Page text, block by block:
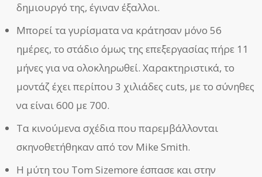
δημιουργό της, έγιναν έξαλλοι.
Μπορεί τα γυρίσματα να κράτησαν μόνο 56
ημέρες, το στάδιο όμως της επεξεργασίας πήρε 11
μήνες για να ολοκληρωθεί. Χαρακτηριστικά, το
μοντάζ έχει περίπου 3 χιλιάδες cuts, με το σύνηθες
να είναι 600 με 700.
Τα κινούμενα σχέδια που παρεμβάλλονται
σκηνοθετήθηκαν από τον Mike Smith.
Η μύτη του Tom Sizemore έσπασε και στην